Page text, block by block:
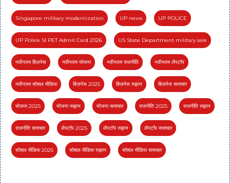
Singapore military modernization UP news UP POLICE
UP Police SI PET Admit Card 2026 US State Department military sale
नवीनतम बिज़नेस नवीनतम योजना नवीनतम राजनीति नवीनतम लैपटॉप
नवीनतम सोशल मीडिया बिज़नेस 2025 बिज़नेस रुझान बिज़नेस समाचार
योजना 2025 योजना रुझान योजना समाचार राजनीति 2025 राजनीति रुझान
राजनीति समाचार लैपटॉप 2025 लैपटॉप रुझान लैपटॉप समाचार
सोशल मीडिया 2025 सोशल मीडिया रुझान सोशल मीडिया समाचार